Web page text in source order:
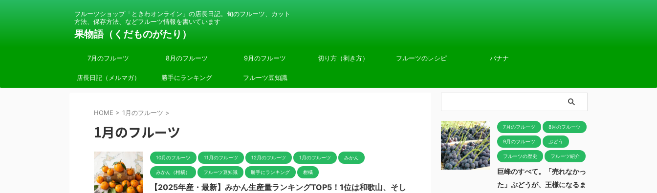
フルーツショップ「ときわオンライン」の店長日記。旬のフルーツ、カット
方法、保存方法、などフルーツ情報を書いています
果物語（くだものがたり）
7月のフルーツ 8月のフルーツ 9月のフルーツ 切り方（剥き方） フルーツのレシピ バナナ
店長日記（メルマガ） 勝手にランキング フルーツ豆知識
HOME > 1月のフルーツ >
1月のフルーツ
10月のフルーツ 11月のフルーツ 12月のフルーツ 1月のフルーツ みかん
みかん（柑橘） フルーツ豆知識 勝手にランキング 柑橘
【2025年産・最新】みかん生産量ランキングTOP5！1位は和歌山、そし
7月のフルーツ 8月のフルーツ
9月のフルーツ ぶどう
フルーツの歴史 フルーツ紹介
巨峰のすべて。「売れなかっ
た」ぶどうが、王様になるま